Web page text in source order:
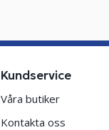
Kundservice
Våra butiker
Kontakta oss